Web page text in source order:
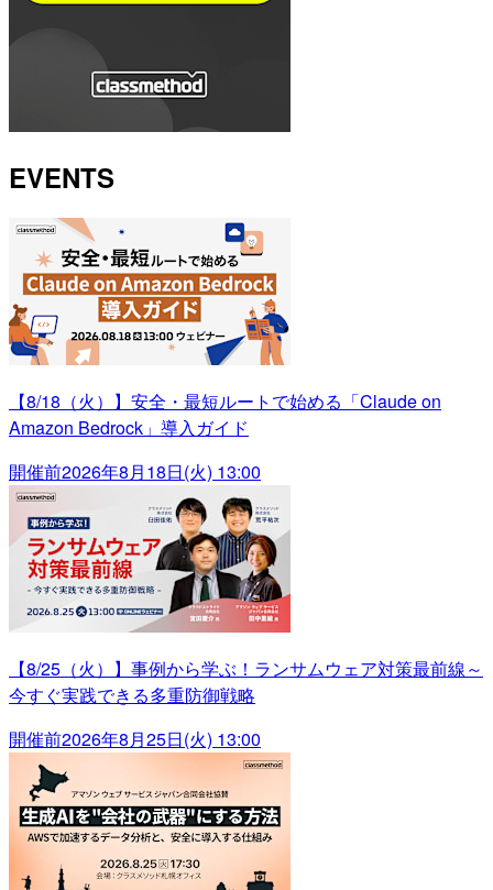
EVENTS
【8/18（火）】安全・最短ルートで始める「Claude on
Amazon Bedrock」導入ガイド
開催前2026年8月18日(火) 13:00
【8/25（火）】事例から学ぶ！ランサムウェア対策最前線～
今すぐ実践できる多重防御戦略
開催前2026年8月25日(火) 13:00